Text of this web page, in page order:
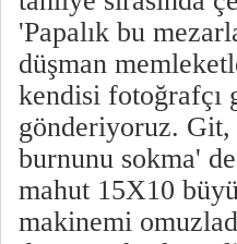
'Papalık bu
düşman
kendisi fotoğrafçı
gönderiyoruz. Git,
burnunu sokma'
mahut 15X10
makinemi